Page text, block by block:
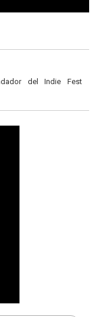
del Indie Fest